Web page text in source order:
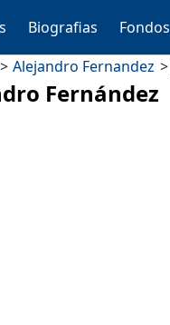
Biografias
Fondos
Alejandro Fernandez
Fernández